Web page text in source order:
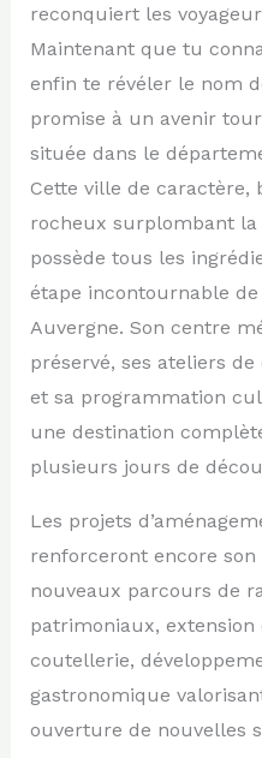
reconquiert les
Maintenant que tu
enfin te révéler le nom
promise à un avenir
située dans le
Cette ville de caractère,
rocheux surplombant la
possède tous les
étape incontournable
Auvergne. Son centre
préservé, ses ateliers
et sa programmation
une destination
plusieurs jours de
Les projets
renforceront encore
nouveaux parcours de
patrimoniaux,
coutellerie,
gastronomique
ouverture de nouvelles